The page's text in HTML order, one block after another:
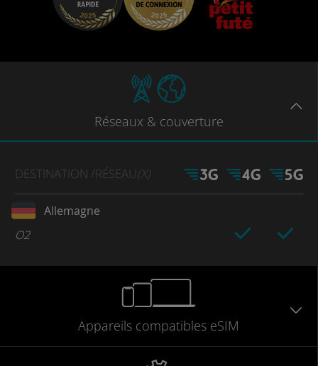
Réseaux & couverture
DESTINATION /RÉSEAU(X)
Allemagne
O2
Appareils compatibles eSIM